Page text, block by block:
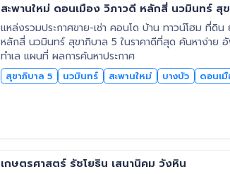
สะพานใหม่ ดอนเมือง วิภาวดี หลักสี่ นวมินทร์ สุ
แหล่งรวมประกาศขาย-เช่า คอนโด บ้าน ทาวน์โฮม ที่ดิ
หลักสี่ นวมินทร์ สุขาภิบาล 5 ในราคาดีที่สุด ค้นหาง่าย
ทำเล แผนที่ ผลการค้นหาประกาศ
สุขาภิบาล 5 นวมินทร์ สะพานใหม่ บางบัว ดอนเมื
เกษตรศาสตร์ รัชโยธิน เสนานิคม วังหิน